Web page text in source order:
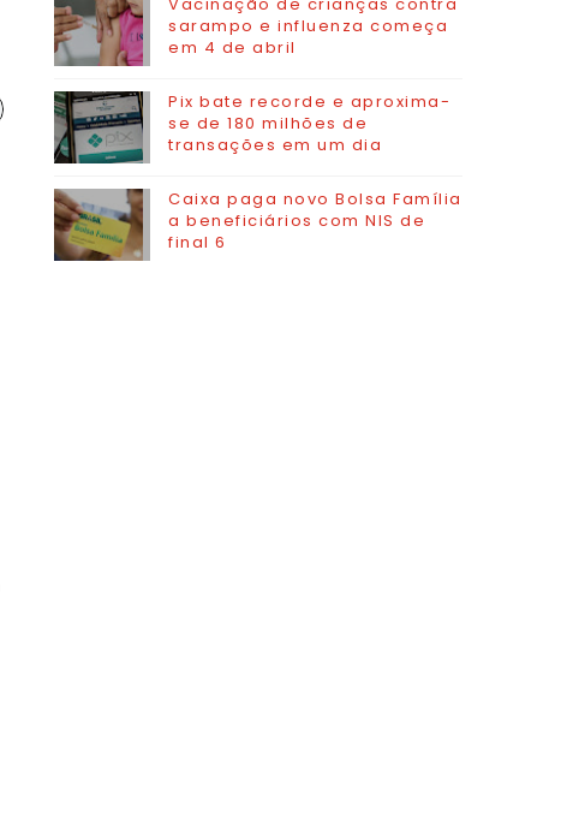
sarampo e influenza começa
em 4 de abril
Pix bate recorde e aproxima-
se de 180 milhões de
transações em um dia
Caixa paga novo Bolsa Família
a beneficiários com NIS de
final 6